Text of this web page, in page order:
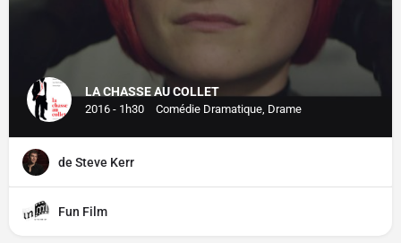
LA CHASSE AU COLLET
2016 - 1h30 Comédie Dramatique, Drame
de Steve Kerr
Fun Film